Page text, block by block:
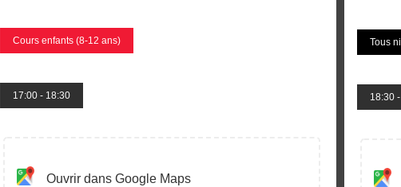
Cours enfants (8-12 ans)
17:00 - 18:30
Ouvrir dans Google Maps
Tous
18:30